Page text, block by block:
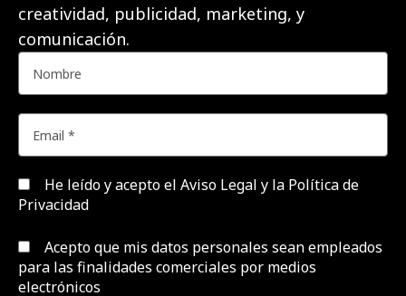
creatividad, publicidad, marketing, y
comunicación.
He leído y acepto el Aviso Legal y la Política de
Privacidad
Acepto que mis datos personales sean empleados
para las finalidades comerciales por medios
electrónicos